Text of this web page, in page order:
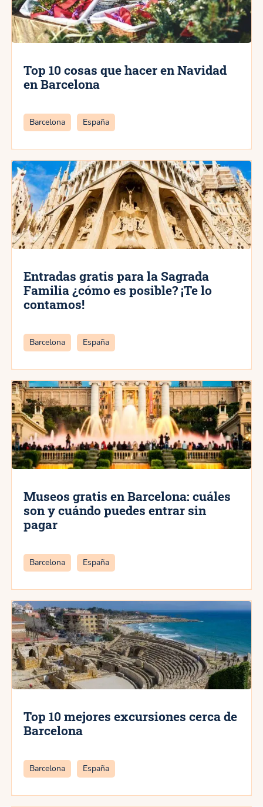
Top 10 cosas que hacer en Navidad
en Barcelona
Categorías
Barcelona España
Entradas gratis para la Sagrada
Familia ¿cómo es posible? ¡Te lo
contamos!
Categorías
Barcelona España
Museos gratis en Barcelona: cuáles
son y cuándo puedes entrar sin
pagar
Categorías
Barcelona España
Top 10 mejores excursiones cerca de
Barcelona
Categorías
Barcelona España